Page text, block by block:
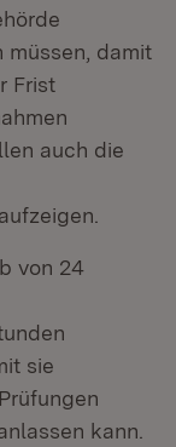
damit
Frist
auch die
von 24
sie
kann.